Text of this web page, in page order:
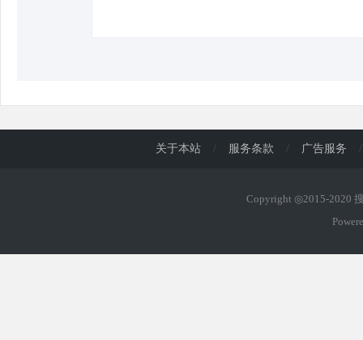
关于本站 / 服务条款 / 广告服务 /
Copyright ◎2015-2020